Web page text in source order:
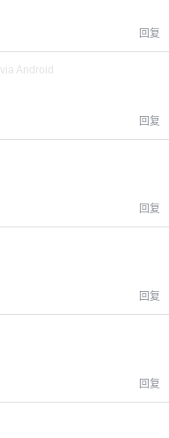
回复
via Android
回复
回复
回复
回复